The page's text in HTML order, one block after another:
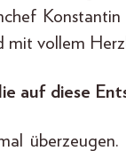
mit vollem
auf diese